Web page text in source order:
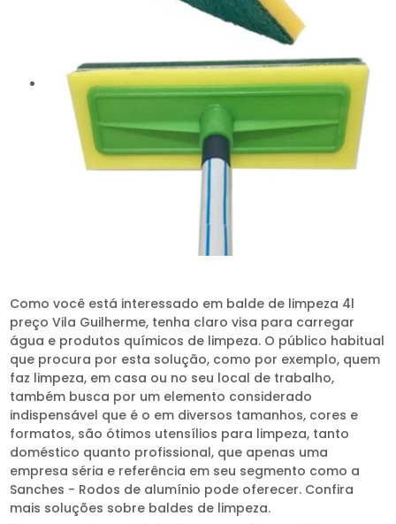
Como você está interessado em balde de limpeza 4l
preço Vila Guilherme, tenha claro visa para carregar
água e produtos químicos de limpeza. O público habitual
que procura por esta solução, como por exemplo, quem
faz limpeza, em casa ou no seu local de trabalho,
também busca por um elemento considerado
indispensável que é o em diversos tamanhos, cores e
formatos, são ótimos utensílios para limpeza, tanto
doméstico quanto profissional, que apenas uma
empresa séria e referência em seu segmento como a
Sanches - Rodos de alumínio pode oferecer. Confira
mais soluções sobre baldes de limpeza.